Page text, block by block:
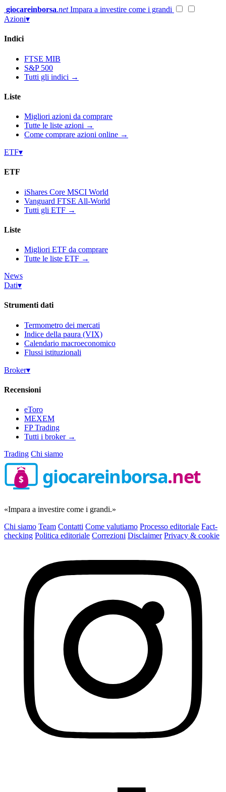
Vai
al
giocareinborsa.net Impara a investire come i grandi
Azioni▾
Indici
FTSE MIB
S&P 500
Tutti gli indici →
Liste
Migliori azioni da comprare
Tutte le liste azioni →
Come comprare azioni online →
ETF▾
ETF
iShares Core MSCI World
Vanguard FTSE All-World
Tutti gli ETF →
Liste
Migliori ETF da comprare
Tutte le liste ETF →
News
Dati▾
Strumenti dati
Termometro dei mercati
Indice della paura (VIX)
Calendario macroeconomico
Flussi istituzionali
Broker▾
Recensioni
eToro
MEXEM
FP Trading
Tutti i broker →
Trading Chi siamo
$ giocareinborsa.net
«Impara a investire come i grandi.»
Chi siamo Team Contatti Come valutiamo Processo editoriale Fact-
checking Politica editoriale Correzioni Disclaimer Privacy & cookie